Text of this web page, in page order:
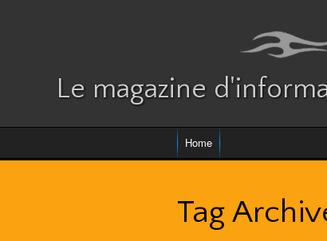
Le magazine
Home
Tag